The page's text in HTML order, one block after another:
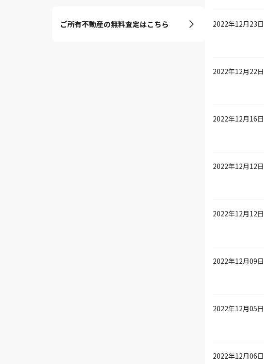
ご所有不動産の無料査定はこちら 2022年12月23日
2022年12月22日
2022年12月16日
2022年12月12日
2022年12月12日
2022年12月09日
2022年12月05日
2022年12月06日